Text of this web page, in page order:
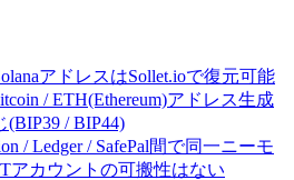
アドレスはSollet.ioで復元可能
/ ETH(Ethereum)アドレス生成
/ BIP44)
/ Ledger / SafePal間で同一ニーモ
アカウントの可搬性はない